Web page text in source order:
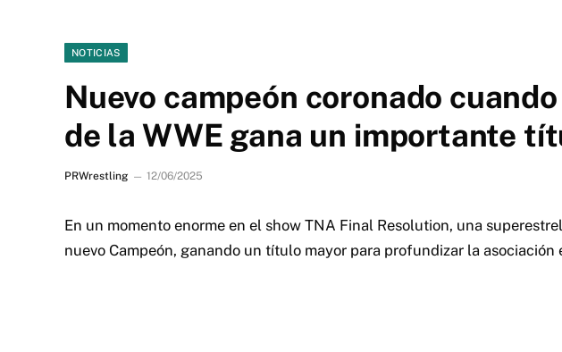
NOTICIAS
Nuevo campeón coronado
de la WWE gana un importante
PRWrestling 12/06/2025
En un momento enorme en el show TNA Final Resolution, una
nuevo Campeón, ganando un título mayor para profundizar la asociación